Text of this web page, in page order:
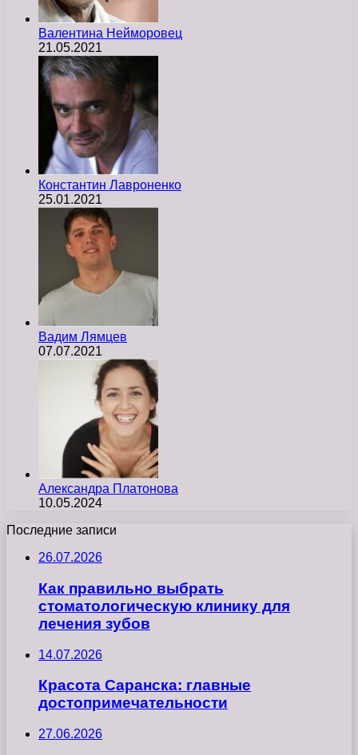
Валентина Нейморовец
21.05.2021
Константин Лавроненко
25.01.2021
Вадим Лямцев
07.07.2021
Александра Платонова
10.05.2024
Последние записи
26.07.2026
Как правильно выбрать
стоматологическую клинику для
лечения зубов
14.07.2026
Красота Саранска: главные
достопримечательности
27.06.2026